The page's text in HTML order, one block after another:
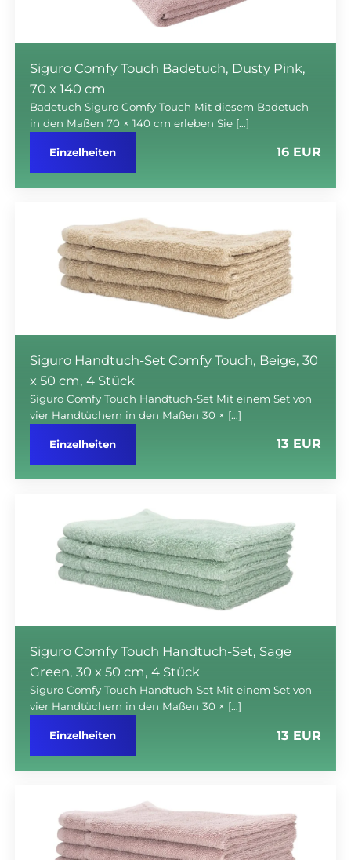
Siguro Comfy Touch Badetuch, Dusty Pink,
70 x 140 cm
Badetuch Siguro Comfy Touch Mit diesem Badetuch
in den Maßen 70 × 140 cm erleben Sie […]
Einzelheiten 16 EUR
Siguro Handtuch-Set Comfy Touch, Beige, 30
x 50 cm, 4 Stück
Siguro Comfy Touch Handtuch-Set Mit einem Set von
vier Handtüchern in den Maßen 30 × […]
Einzelheiten 13 EUR
Siguro Comfy Touch Handtuch-Set, Sage
Green, 30 x 50 cm, 4 Stück
Siguro Comfy Touch Handtuch-Set Mit einem Set von
vier Handtüchern in den Maßen 30 × […]
Einzelheiten 13 EUR